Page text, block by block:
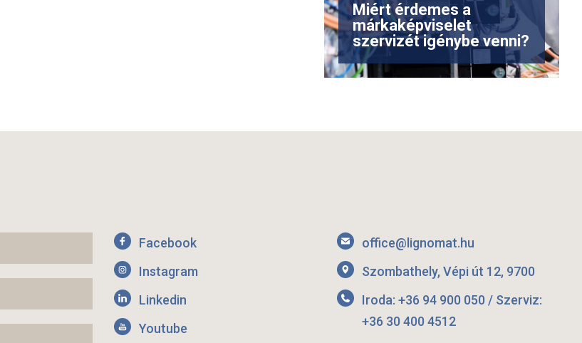
Miért érdemes a
márkaképviselet
szervizét igénybe venni?
Facebook
Instagram
Linkedin
Youtube
office@lignomat.hu
Szombathely, Vépi út 12, 9700
Iroda: +36 94 900 050 / Szerviz:
+36 30 400 4512